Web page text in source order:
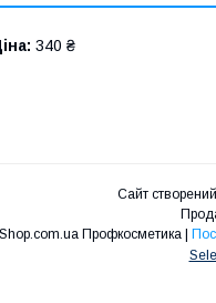
340 ₴
Сайт
Niko Shop.com.ua Профкосметика |